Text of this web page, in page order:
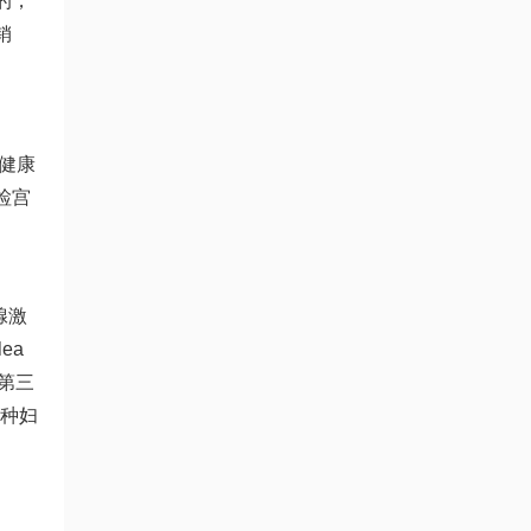
康
宫
激
三
妇